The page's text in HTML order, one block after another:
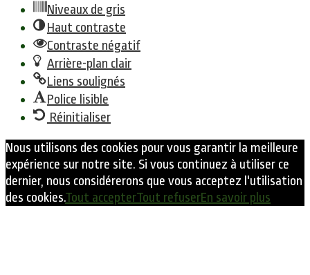
Niveaux de gris
Haut contraste
Contraste négatif
Arrière-plan clair
Liens soulignés
Police lisible
Réinitialiser
Nous utilisons des cookies pour vous garantir la meilleure
expérience sur notre site. Si vous continuez à utiliser ce
dernier, nous considérerons que vous acceptez l'utilisation
des cookies.Tout accepterTout refuserEn savoir plus